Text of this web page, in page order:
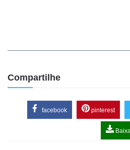
Compartilhe
facebook pinterest